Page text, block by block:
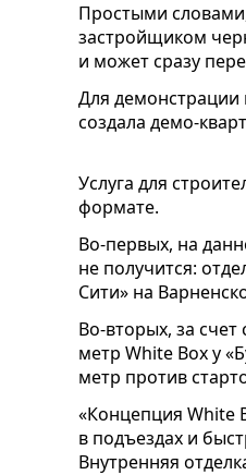
Простыми
застройщиком
и может сразу
Для демонстрации
создала демо-
Услуга для
формате.
Во-первых, на
не получится:
Сити» на
Во-вторых, за
метр White Box у
метр против
«Концепция White
в подъездах и
Внутренняя